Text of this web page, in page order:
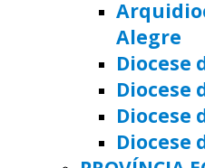
Alegre
Diocese
Diocese
Diocese
Diocese